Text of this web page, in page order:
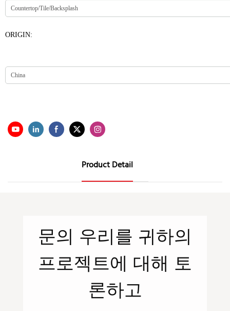
ORIGIN:
Product Detail
문의 우리를 귀하의
프로젝트에 대해 토
론하고